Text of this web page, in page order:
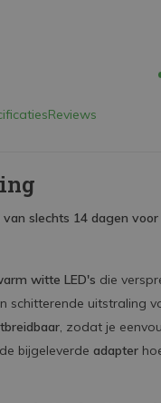
Reviews
slechts 14 dagen
witte LED's die
schitterende uitstraling
, zodat je
bijgeleverde adapter